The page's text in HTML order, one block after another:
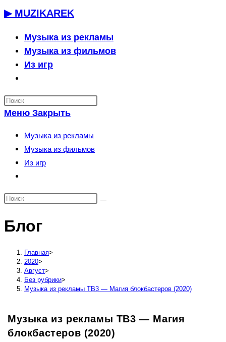
Перейти
содержимому
▶ MUZIKAREK
Музыка из рекламы
Музыка из фильмов
Из игр
по
веб-
сайту
Меню Закрыть
Музыка из рекламы
Музыка из фильмов
Из игр
по
сайту
Блог
Главная>
2020>
Август>
Без рубрики>
Музыка из рекламы ТВ3 — Магия блокбастеров (2020)
Музыка из рекламы ТВ3 — Магия
блокбастеров (2020)